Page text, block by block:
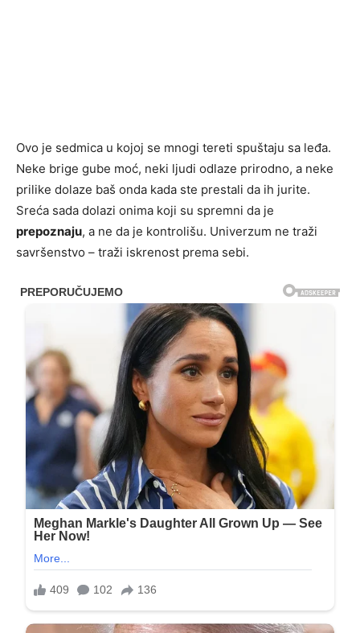
Ovo je sedmica u kojoj se mnogi tereti spuštaju sa leđa.
Neke brige gube moć, neki ljudi odlaze prirodno, a neke
prilike dolaze baš onda kada ste prestali da ih jurite.
Sreća sada dolazi onima koji su spremni da je
prepoznaju, a ne da je kontrolišu. Univerzum ne traži
savršenstvo – traži iskrenost prema sebi.